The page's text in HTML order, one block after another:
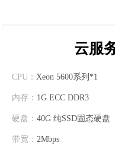
云服
CPU： Xeon 5600系列*1
内存： 1G ECC DDR3
硬盘： 40G 纯SSD固态硬盘
带宽： 2Mbps